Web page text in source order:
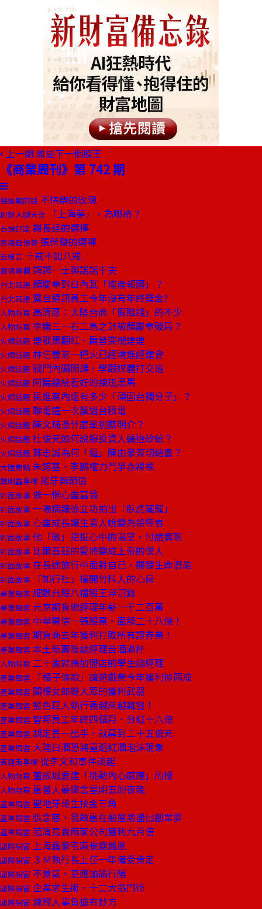
上一期 誰是下一個股王
《商業周刊》第 742 期
總編輯的話 不快樂的玫瑰
創辦人聊天室 「上海夢」，為哪樁？
石頭評論 謝長廷的選擇
商場自慢塾 張榮發的選擇
去梯言 十戒不如八戒
雷倩專欄 諤諤一士與諾諾千夫
台北耳語 顏慶章到日內瓦「增產報國」？
台北耳語 震旦通訊員工今年沒有年終獎金?
人物特寫 高清愿：大陸台商「假賠錢」的不少
人物特寫 李庸三一石二鳥之計被顏慶章破局？
火線話題 連戰黑翻紅，扁營突槌連連
火線話題 林信義第一把火已經燒進經建會
火線話題 戰鬥內閣開課，學跟媒體打交道
火線話題 阿扁總統看好的接班黑馬
火線話題 民進黨內還有多少「頑固台獨分子」？
火線話題 聯電這一次贏過台積電
火線話題 陳文琦憑什麼單挑蔡明介？
火線話題 杜俊元如何說服投資人續抱矽統？
火線話題 蘇志誠為何「逼」陳由豪簽切結書？
大陸焦點 朱鎔基、李鵬權力鬥爭赤裸裸
龔明鑫專欄 尾牙與節儉
封面故事 做一個心靈富翁
封面故事 一場病讓徐立功拍出「臥虎藏龍」
封面故事 心靈成長讓生意人蛻變為領導者
封面故事 他「敢」挖掘心中的渴望，付諸實現
封面故事 比爾蓋茲的愛將變成上帝的僕人
封面故事 在長途旅行中面對自己，開發生命潛能
封面故事 「知行社」撞開竹科人的心房
產業風雲 細數台股八檔股王浮沉錄
產業風雲 元京期貨總經理年薪一千二百萬
產業風雲 中華電信一張股票，面額二十八億！
產業風雲 期貨商去年獲利打敗所有證券業！
產業風雲 本土新壽險總經理苦酒滿杯
人物特寫 二十歲就搞加盟店的學生總經理
產業風雲 「橘子條款」讓遊戲業今年獲利掉兩成
產業風雲 閣樓女郎變大眾的獲利武器
產業風雲 藍色巨人執行長越來越難當！
產業風雲 智邦員工年終四個月、分紅十六億
產業風雲 胡定吾一出手，就募到二十五億元
產業風雲 大陸白酒恐將重蹈紅酒泡沫現象
黃建南專欄 從李文和事件談起
人物特寫 董成城要建「挑動內心感應」的樓
人物特寫 惠普人最懷念星期五的夜晚
產業風雲 聖地牙哥生技金三角
產業風雲 張念慈、翁啟惠在船屋激盪出創業夢
產業風雲 范清亮賣兩家公司獲利九百倍
國際視窗 上海舊豪宅麻雀變鳳凰
國際視窗 ３Ｍ執行長上任一年備受肯定
國際視窗 不景氣，更應加碼行銷
國際視窗 企業求生術，十二大摳門術
國際視窗 減輕人事負擔有妙方